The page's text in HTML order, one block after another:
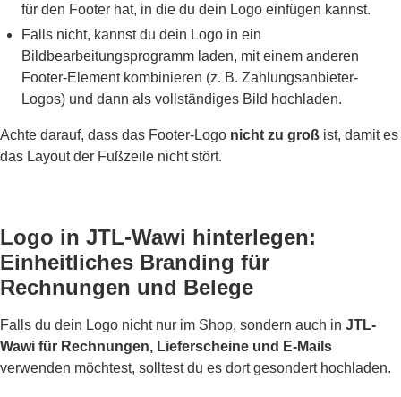
für den Footer hat, in die du dein Logo einfügen kannst.
Falls nicht, kannst du dein Logo in ein
Bildbearbeitungsprogramm laden, mit einem anderen
Footer-Element kombinieren (z. B. Zahlungsanbieter-
Logos) und dann als vollständiges Bild hochladen.
Achte darauf, dass das Footer-Logo nicht zu groß ist, damit es
das Layout der Fußzeile nicht stört.
Logo in JTL-Wawi hinterlegen:
Einheitliches Branding für
Rechnungen und Belege
Falls du dein Logo nicht nur im Shop, sondern auch in JTL-
Wawi für Rechnungen, Lieferscheine und E-Mails
verwenden möchtest, solltest du es dort gesondert hochladen.